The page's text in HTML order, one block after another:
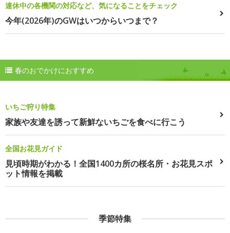
連休中の各機関の対応など、気になることをチェック
今年(2026年)のGWはいつからいつまで？
春のおでかけにおすすめ
いちご狩り特集
家族や友達を誘って新鮮ないちごを食べに行こう
全国お花見ガイド
見頃時期がわかる！全国1400カ所の桜名所・お花見スポ
ット情報を掲載
季節特集